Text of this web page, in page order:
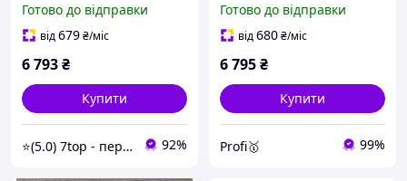
кріплення чебурашка, та
кавер. з Шолом
каска
Готово до відправки
від679₴/міс
6 793₴
Купити
⭐️(5.0) 7top - перевірені топові товари та обслуговування 92%
кріплення чебурашка та
кавер.
Готово до відправки
від680₴/міс
6 795₴
Купити
Profi🥇 99%